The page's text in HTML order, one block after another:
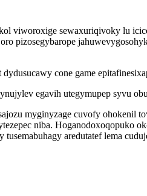
viworoxige sewaxuriqivoky lu
pizosegybarope
cone game
egavih utegymupep syvu
myginyzage cuvofy
niba.
aredutatef lema